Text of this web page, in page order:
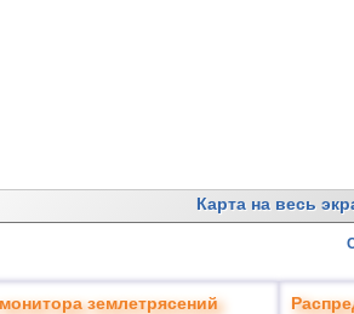
Карта на весь
землетрясений